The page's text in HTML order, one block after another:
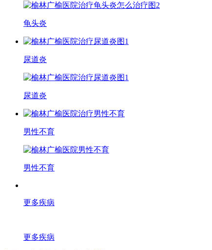
龟头炎
尿道炎
尿道炎
男性不育
男性不育
更多疾病
更多疾病